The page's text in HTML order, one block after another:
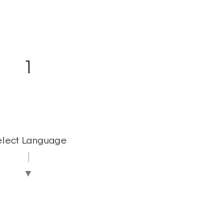
1
Language
▼